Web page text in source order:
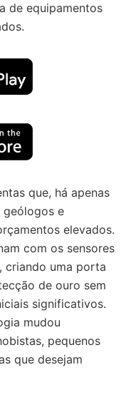
de equipamentos
que, há apenas
geólogos e
elevados.
com os sensores
criando uma porta
de ouro sem
significativos.
mudou
pequenos
que desejam